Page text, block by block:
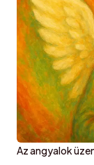
Az angyalok